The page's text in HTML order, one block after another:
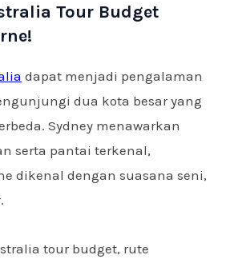
Tour Budget
dapat menjadi pengalaman
dua kota besar yang
Sydney menawarkan
serta pantai terkenal,
dikenal dengan suasana seni,
tour budget, rute